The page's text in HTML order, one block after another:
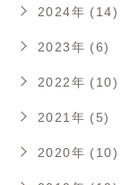
2024年 (14)
2023年 (6)
2022年 (10)
2021年 (5)
2020年 (10)